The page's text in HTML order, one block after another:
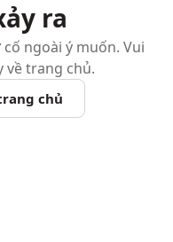
ra
ngoài ý muốn. Vui
về trang chủ.
chủ